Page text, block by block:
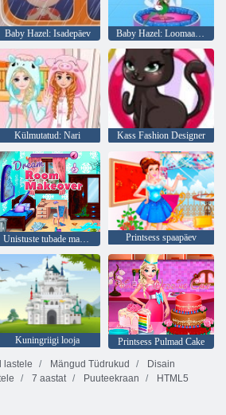
Baby Hazel: Isadepäev Baby Hazel: Loomaarsti
Külmutatud: Nari Kass Fashion Designer
Unistuste tubade makeover Printsess spaapäev
Kuningriigi looja
Printsess Pulmad Cake
lastele Mängud Tüdrukud
Disain
7 aastat Puuteekraan
HTML5